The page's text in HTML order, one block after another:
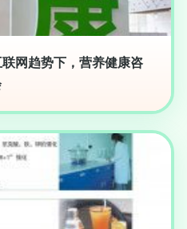
网趋势下，营养健康咨